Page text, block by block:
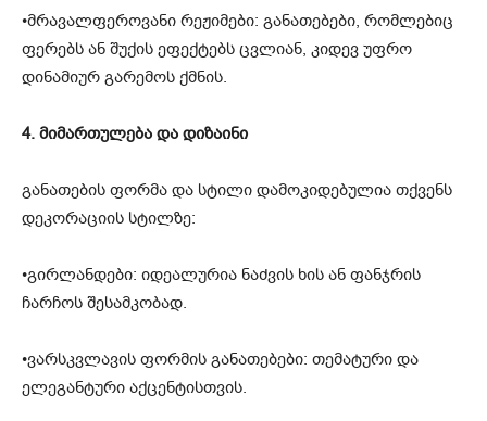
•მრავალფეროვანი რეჟიმები: განათებები, რომლებიც
ფერებს ან შუქის ეფექტებს ცვლიან, კიდევ უფრო
დინამიურ გარემოს ქმნის.
4. მიმართულება და დიზაინი
განათების ფორმა და სტილი დამოკიდებულია თქვენს
დეკორაციის სტილზე:
•გირლანდები: იდეალურია ნაძვის ხის ან ფანჯრის
ჩარჩოს შესამკობად.
•ვარსკვლავის ფორმის განათებები: თემატური და
ელეგანტური აქცენტისთვის.